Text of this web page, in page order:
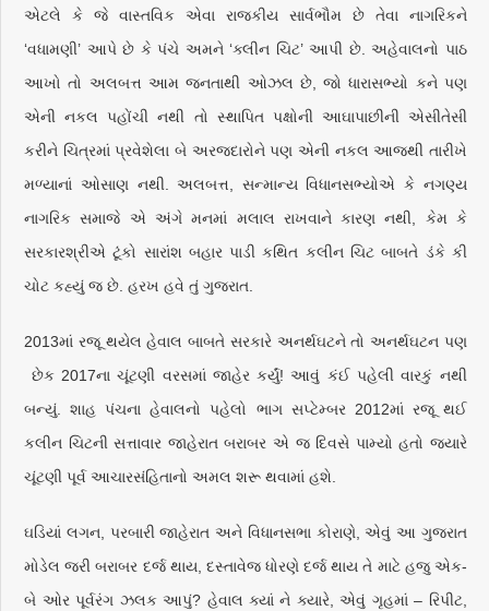
એટલે કે જે વાસ્તવિક એવા રાજકીય સાર્વભૌમ છે તેવા નાગરિકને
‘વધામણી’ આપે છે કે પંચે અમને ‘ક્લીન ચિટ’ આપી છે. અહેવાલનો પાઠ
આખો તો અલબત્ત આમ જનતાથી ઓઝલ છે, જો ધારાસભ્યો કને પણ
એની નકલ પહોંચી નથી તો સ્થાપિત પક્ષોની આઘાપાછીની એસીતેસી
કરીને ચિત્રમાં પ્રવેશેલા બે અરજદારોને પણ એની નકલ આજથી તારીખે
મળ્યાનાં ઓસાણ નથી. અલબત્ત, સન્માન્ય વિધાનસભ્યોએ કે નગણ્ય
નાગરિક સમાજે એ અંગે મનમાં મલાલ રાખવાને કારણ નથી, કેમ કે
સરકારશ્રીએ ટૂંકો સારાંશ બહાર પાડી કથિત કલીન ચિટ બાબતે ડંકે કી
ચોટ કહ્યું જ છે. હરખ હવે તું ગુજરાત.
2013માં રજૂ થયેલ હેવાલ બાબતે સરકારે અનર્થઘટને તો અનર્થઘટન પણ
છેક 2017ના ચૂંટણી વરસમાં જાહેર કર્યું! આવું કંઈ પહેલી વારકું નથી
બન્યું. શાહ પંચના હેવાલનો પહેલો ભાગ સપ્ટેમ્બર 2012માં રજૂ થઈ
કલીન ચિટની સત્તાવાર જાહેરાત બરાબર એ જ દિવસે પામ્યો હતો જ્યારે
ચૂંટણી પૂર્વ આચારસંહિતાનો અમલ શરૂ થવામાં હશે.
ઘડિયાં લગન, પરબારી જાહેરાત અને વિધાનસભા કોરાણે, એવું આ ગુજરાત
મોડેલ જરી બરાબર દર્જ થાય, દસ્તાવેજ ધોરણે દર્જ થાય તે માટે હજુ એક-
બે ઓર પૂર્વરંગ ઝલક આપું? હેવાલ ક્યાં ને ક્યારે, એવું ગૃહમાં – રિપીટ,